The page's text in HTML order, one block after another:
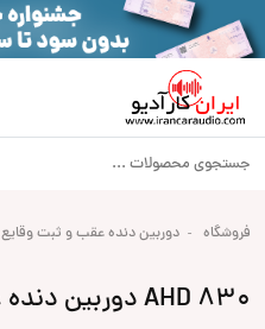
فروشگاه دوربین دنده عقب و ثبت وقایع
830 AHD دوربین دنده عقب Devand